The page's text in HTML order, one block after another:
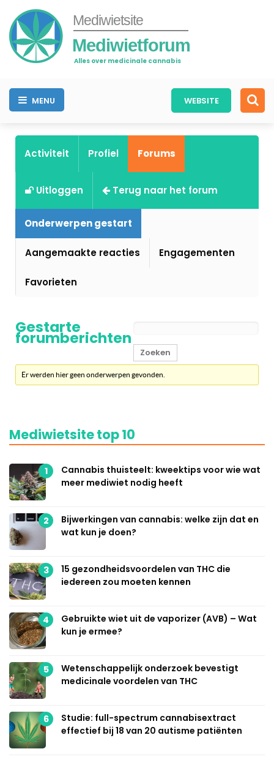
Mediwietsite
Mediwietforum
Alles over medicinale cannabis
MENU WEBSITE
Activiteit Profiel Forums
Uitloggen Terug naar het forum
Onderwerpen gestart
Aangemaakte reacties Engagementen
Favorieten
Gestarte
forumberichten
Er werden hier geen onderwerpen gevonden.
Mediwietsite top 10
1
Cannabis thuisteelt: kweektips voor wie wat
meer mediwiet nodig heeft
2
Bijwerkingen van cannabis: welke zijn dat en
wat kun je doen?
3
15 gezondheidsvoordelen van THC die
iedereen zou moeten kennen
4
Gebruikte wiet uit de vaporizer (AVB) – Wat
kun je ermee?
5
Wetenschappelijk onderzoek bevestigt
medicinale voordelen van THC
6
Studie: full-spectrum cannabisextract
effectief bij 18 van 20 autisme patiënten